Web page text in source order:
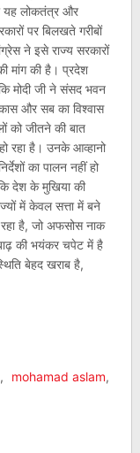
यह लोकतंत्र और
पर बिलखते गरीबों
ने इसे राज्य सरकारों
मांग की है। प्रदेश
मोदी जी ने संसद भवन
और सब का विश्वास
को जीतने की बात
रहा है। उनके आव्हानो
का पालन नहीं हो
देश के मुखिया की
में केवल सत्ता में बने
है, जो अफसोस नाक
की भयंकर चपेट में है
बेहद खराब है,
, mohamad aslam,